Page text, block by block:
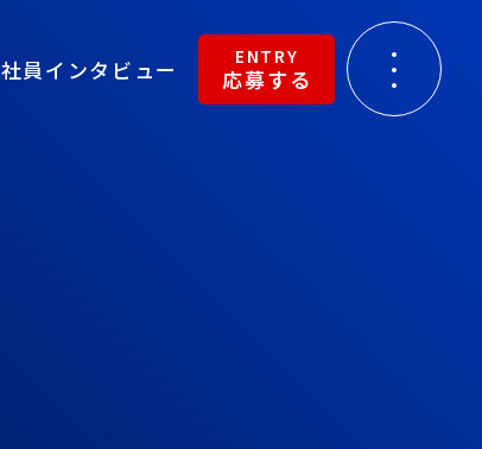
社員インタビュー ENTRY
応募する